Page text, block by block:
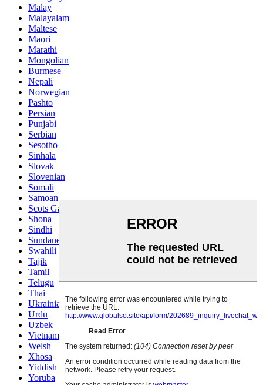
Malay
Malayalam
Maltese
Maori
Marathi
Mongolian
Burmese
Nepali
Norwegian
Pashto
Persian
Punjabi
Serbian
Sesotho
Sinhala
Slovak
Slovenian
Somali
Samoan
Scots Gaelic
Shona
Sindhi
Sundanese
Swahili
Tajik
Tamil
Telugu
Thai
Ukrainian
Urdu
Uzbek
Vietnamese
Welsh
Xhosa
Yiddish
Yoruba